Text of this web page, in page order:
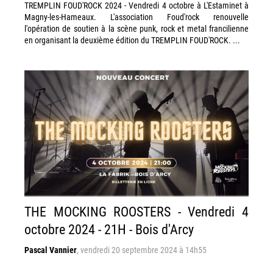
TREMPLIN FOUD'ROCK 2024 - Vendredi 4 octobre à L'Estaminet à
Magny-les-Hameaux. L'association Foud'rock renouvelle
l'opération de soutien à la scène punk, rock et metal francilienne
en organisant la deuxième édition du TREMPLIN FOUD'ROCK. ...
THE MOCKING ROOSTERS - Vendredi 4
octobre 2024 - 21H - Bois d'Arcy
Pascal Vannier, vendredi 20 septembre 2024 à 14h55